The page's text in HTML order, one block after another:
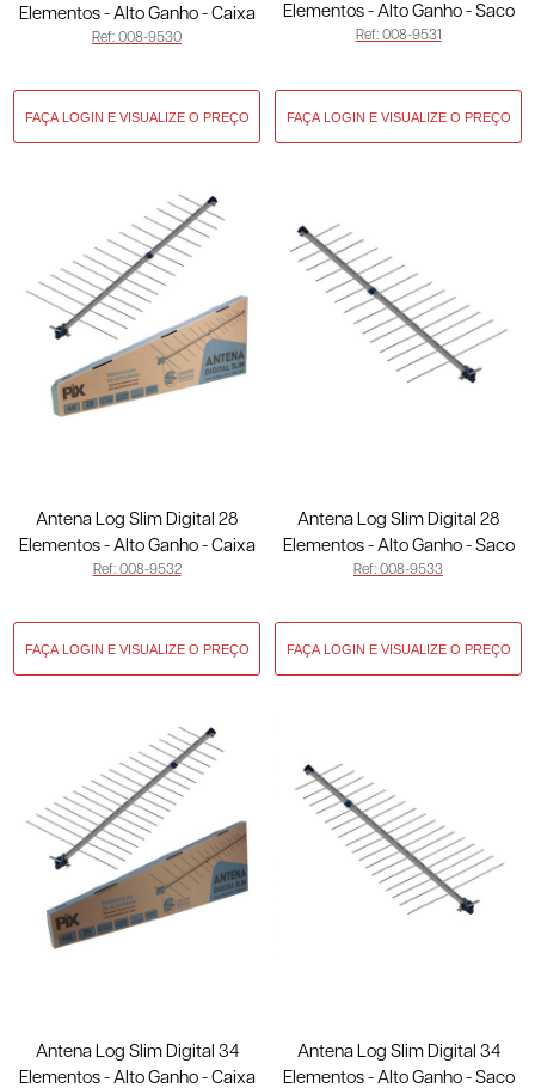
Elementos - Alto Ganho - Caixa
008-9530
Ref: 008-9530
Elementos - Alto Ganho - Saco
008-9531
Ref: 008-9531
Antena Log Slim Digital 28
Elementos - Alto Ganho - Caixa
008-9532
Ref: 008-9532
Antena Log Slim Digital 28
Elementos - Alto Ganho - Saco
008-9533
Ref: 008-9533
Antena Log Slim Digital 34
Elementos - Alto Ganho - Caixa
Antena Log Slim Digital 34
Elementos - Alto Ganho - Saco